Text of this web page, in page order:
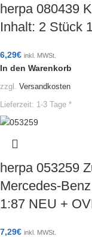
herpa 080439
Inhalt: 2 Stück
6,29€ inkl. MWSt.
In den Warenkorb
zzgl. Versandkosten
Lieferzeit: 1-3 Tage *
herpa 053259
Mercedes-
1:87 NEU +
7,29€ inkl. MWSt.